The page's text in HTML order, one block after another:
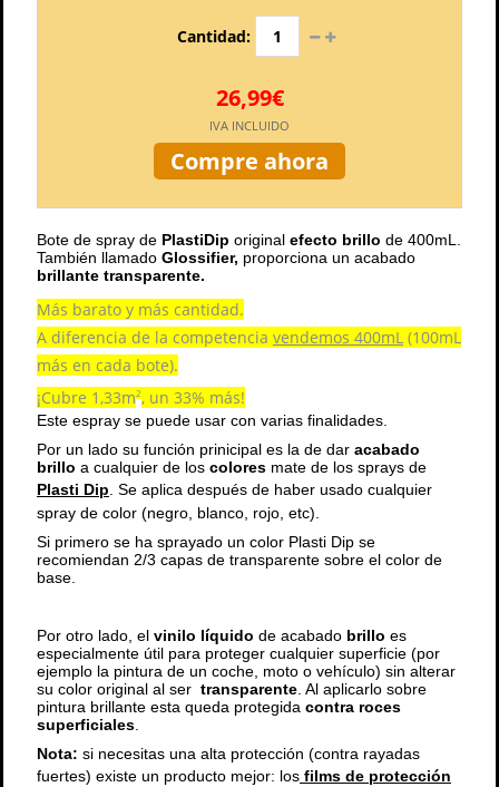
Cantidad:
26,99€
IVA INCLUIDO
Compre ahora
Bote de spray de PlastiDip original efecto brillo de 400mL.
También llamado Glossifier, proporciona un acabado
brillante transparente.
Más barato y más cantidad.
A diferencia de la competencia vendemos 400mL (100mL
más en cada bote).
¡Cubre 1,33m2, un 33% más!
Este espray se puede usar con varias finalidades.
Por un lado su función prinicipal es la de dar acabado
brillo a cualquier de los colores mate de los sprays de
Plasti Dip . Se aplica después de haber usado cualquier
spray de color (negro, blanco, rojo, etc).
Si primero se ha sprayado un color Plasti Dip se
recomiendan 2/3 capas de transparente sobre el color de
base.
Por otro lado, el vinilo líquido de acabado brillo es
especialmente útil para proteger cualquier superficie (por
ejemplo la pintura de un coche, moto o vehículo) sin alterar
su color original al ser transparente . Al aplicarlo sobre
pintura brillante esta queda protegida contra roces
superficiales
Nota: si necesitas una alta protección (contra rayadas
fuertes) existe un producto mejor: los films de protección